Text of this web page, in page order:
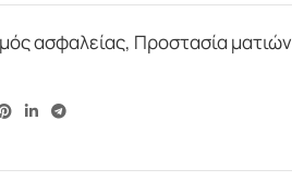
ασφαλείας, Προστασία ματιών